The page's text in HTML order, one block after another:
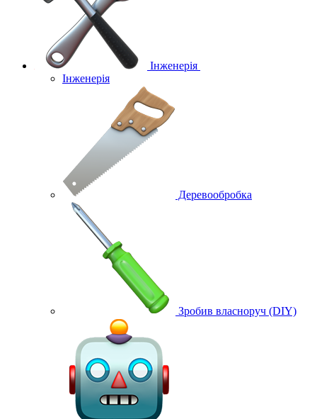
Інженерія
Інженерія
Деревообробка
Зробив власноруч (DIY)